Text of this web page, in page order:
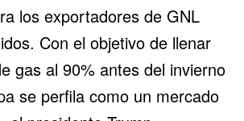
los exportadores de GNL
. Con el objetivo de llenar
gas al 90% antes del invierno
se perfila como un mercado